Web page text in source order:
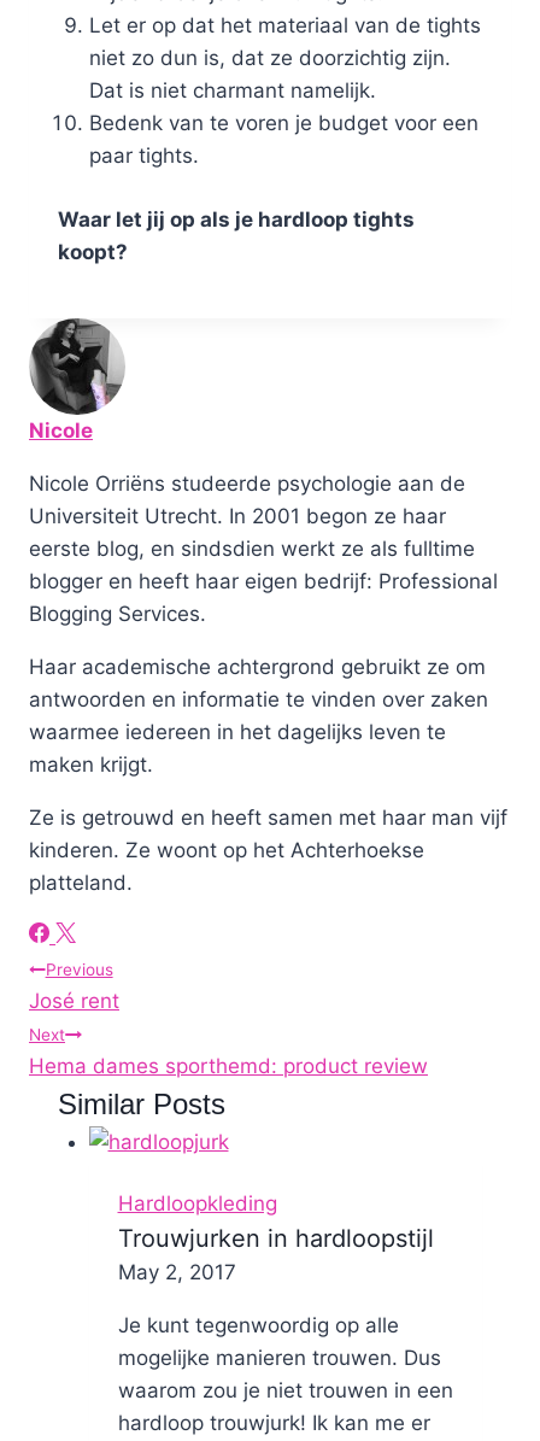
Let er op dat het materiaal van de tights
niet zo dun is, dat ze doorzichtig zijn.
Dat is niet charmant namelijk.
Bedenk van te voren je budget voor een
paar tights.
Waar let jij op als je hardloop tights
koopt?
Nicole
Nicole Orriëns studeerde psychologie aan de
Universiteit Utrecht. In 2001 begon ze haar
eerste blog, en sindsdien werkt ze als fulltime
blogger en heeft haar eigen bedrijf: Professional
Blogging Services.
Haar academische achtergrond gebruikt ze om
antwoorden en informatie te vinden over zaken
waarmee iedereen in het dagelijks leven te
maken krijgt.
Ze is getrouwd en heeft samen met haar man vijf
kinderen. Ze woont op het Achterhoekse
platteland.
Post
navigation
Previous
José rent
Next
Hema dames sporthemd: product review
Similar Posts
Hardloopkleding
Trouwjurken in hardloopstijl
ByNicole
May 2, 2017
Je kunt tegenwoordig op alle
mogelijke manieren trouwen. Dus
waarom zou je niet trouwen in een
hardloop trouwjurk! Ik kan me er